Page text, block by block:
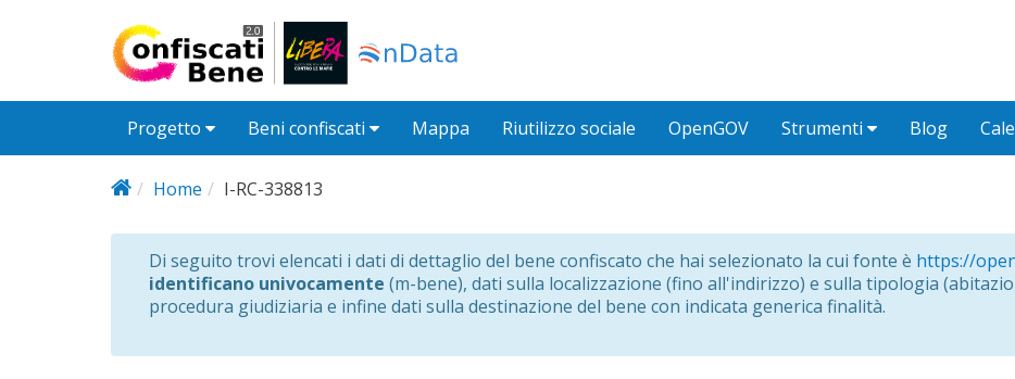
Progetto Beni confiscati Mappa Riutilizzo sociale OpenGOV Strumenti Blog
Home I-RC-338813
Di seguito trovi elencati i dati di dettaglio del bene confiscato che hai selezionato la cui fonte è https://
identificano univocamente (m-bene), dati sulla localizzazione (fino all'indirizzo) e sulla tipologia
procedura giudiziaria e infine dati sulla destinazione del bene con indicata generica finalità.